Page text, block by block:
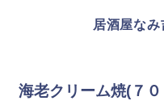
居酒屋な
海老クリーム焼(７